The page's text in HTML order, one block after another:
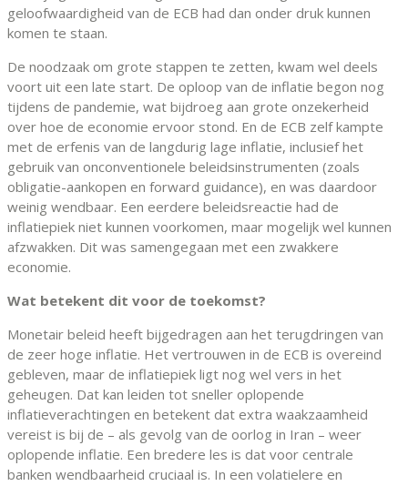
geloofwaardigheid van de ECB had dan onder druk kunnen
komen te staan.
De noodzaak om grote stappen te zetten, kwam wel deels
voort uit een late start. De oploop van de inflatie begon nog
tijdens de pandemie, wat bijdroeg aan grote onzekerheid
over hoe de economie ervoor stond. En de ECB zelf kampte
met de erfenis van de langdurig lage inflatie, inclusief het
gebruik van onconventionele beleidsinstrumenten (zoals
obligatie-aankopen en forward guidance), en was daardoor
weinig wendbaar. Een eerdere beleidsreactie had de
inflatiepiek niet kunnen voorkomen, maar mogelijk wel kunnen
afzwakken. Dit was samengegaan met een zwakkere
economie.
Wat betekent dit voor de toekomst?
Monetair beleid heeft bijgedragen aan het terugdringen van
de zeer hoge inflatie. Het vertrouwen in de ECB is overeind
gebleven, maar de inflatiepiek ligt nog wel vers in het
geheugen. Dat kan leiden tot sneller oplopende
inflatieverachtingen en betekent dat extra waakzaamheid
vereist is bij de – als gevolg van de oorlog in Iran – weer
oplopende inflatie. Een bredere les is dat voor centrale
banken wendbaarheid cruciaal is. In een volatielere en